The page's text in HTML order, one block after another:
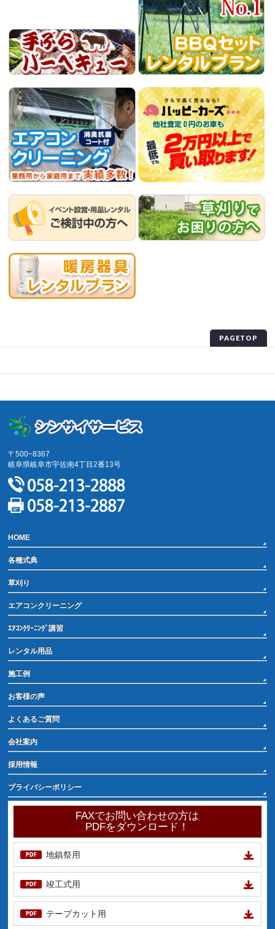
PAGETOP
〒500−8367
岐阜県岐阜市宇佐南4丁目2番13号
HOME
各種式典
草刈り
エアコンクリーニング
ｴｱｺﾝｸﾘｰﾆﾝｸﾞ講習
レンタル用品
施工例
お客様の声
よくあるご質問
会社案内
採用情報
プライバシーポリシー
FAXでお問い合わせの方は
PDFをダウンロード！
地鎮祭用
竣工式用
テープカット用